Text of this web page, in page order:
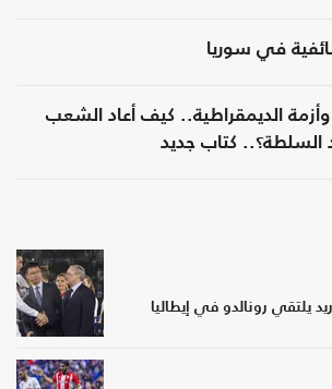
في سوريا
وأزمة الديمقراطية.. كيف أعاد الشعب
كتاب جديد
يلتقي رونالدو في إيطاليا